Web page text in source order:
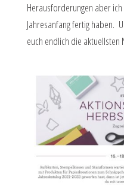
Herausforderungen aber
Jahresanfang fertig haben.
euch endlich die aktuellsten